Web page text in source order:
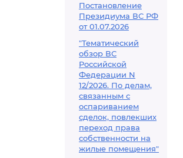
Постановление
Президиума ВС РФ
от 01.07.2026
"Тематический
обзор ВС
Российской
Федерации N
12/2026. По делам,
связанным с
оспариванием
сделок, повлекших
переход права
собственности на
жилые помещения"